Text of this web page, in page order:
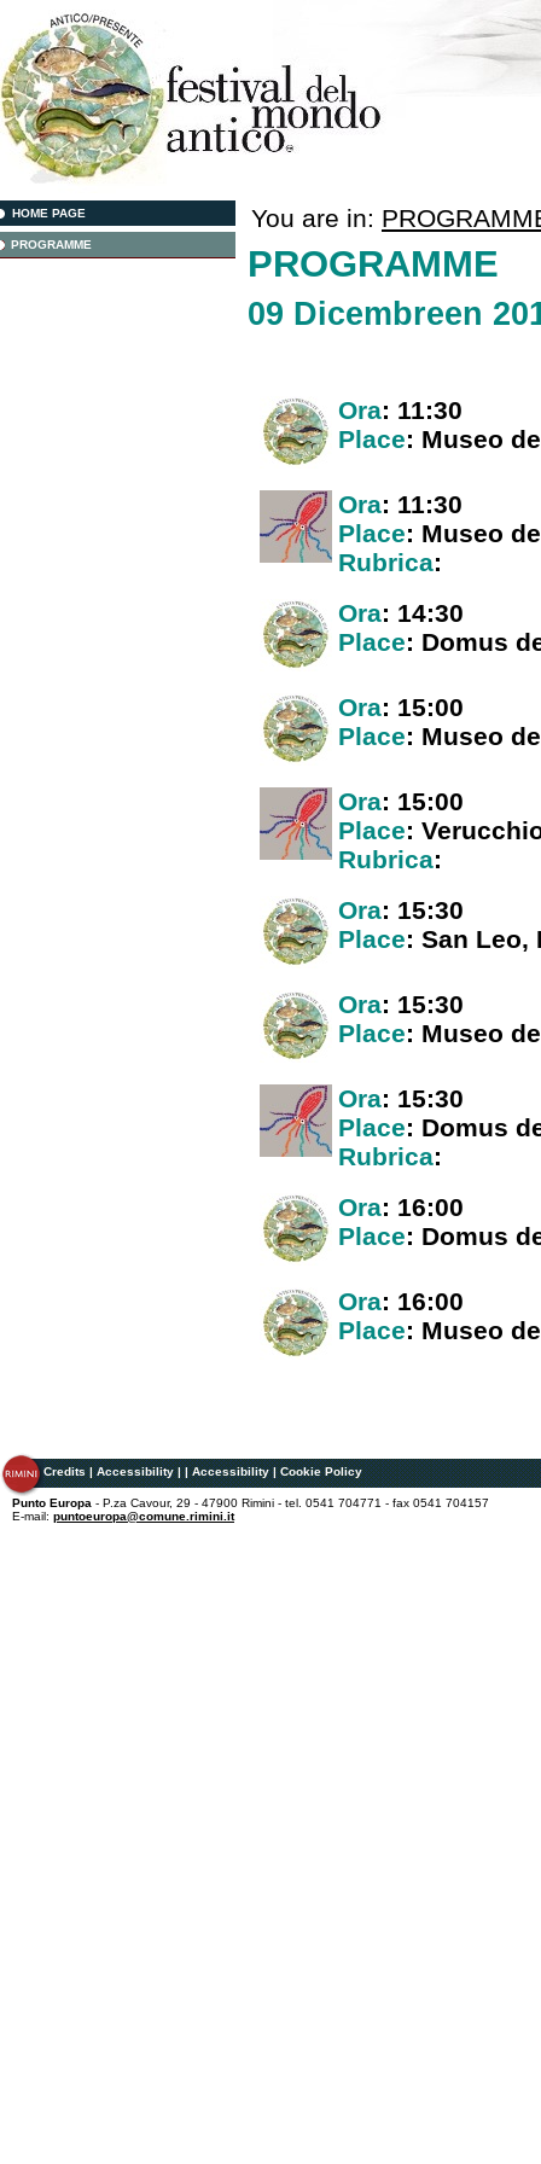
HOME PAGE
PROGRAMME
You are in:
PROGRAMME
09 Dicembreen
Ora: 11:30
Place: Museo
Ora: 11:30
Place: Museo
Rubrica:
Ora: 14:30
Place: Domus
Ora: 15:00
Place: Museo
Ora: 15:00
Place:
Rubrica:
Ora: 15:30
Place: San Leo,
Ora: 15:30
Place: Museo
Ora: 15:30
Place: Domus
Rubrica:
Ora: 16:00
Place: Domus
Ora: 16:00
Place: Museo
Credits|Accessibility||Accessibility|Cookie Policy
Punto Europa - P.za Cavour, 29 - 47900 Rimini - tel. 0541 704771 - fax 0541 704157
E-mail: puntoeuropa@comune.rimini.it